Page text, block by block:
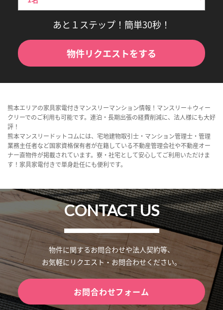
あと１ステップ！簡単30秒！
物件リクエストをする
熊本エリアの家具家電付きマンスリーマンション情報！マンスリー＋ウィー
クリーでのご利用も可能です。連泊・長期出張の経費削減に、法人様にも大好
評！
熊本マンスリードットコムには、宅地建物取引士・マンション管理士・管理
業務主任者など国家資格保有者が在籍している不動産管理会社や不動産オー
ナー直物件が掲載されています。寮・社宅として安心してご利用いただけま
す！家具家電付きで単身赴任にも便利です。
CONTACT US
物件に関するお問合わせや法人契約等、
お気軽にリクエスト・お問合わせください。
お問合わせフォーム